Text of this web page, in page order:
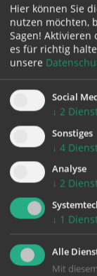
Nach wenig
gepackt. Nach
Hause, mit
die
(Gruppenleiterin
Hier können Sie
nutzen möchten,
Sagen! Aktivieren
es für richtig
unsere
Social
↓ 2
Sonstiges
↓ 4
Analyse
↓ 2
↓ 1
Alle
Mit